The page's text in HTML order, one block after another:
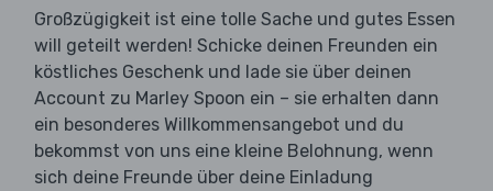
Großzügigkeit ist eine tolle Sache und gutes Essen
will geteilt werden! Schicke deinen Freunden ein
köstliches Geschenk und lade sie über deinen
Account zu Marley Spoon ein – sie erhalten dann
ein besonderes Willkommensangebot und du
bekommst von uns eine kleine Belohnung, wenn
sich deine Freunde über deine Einladung